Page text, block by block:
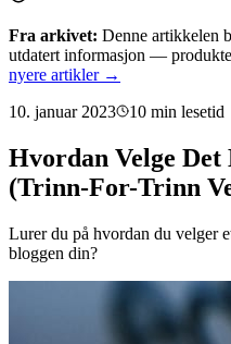
Fra arkivet: Denne artikkelen
utdatert informasjon —
nyere artikler →
10. januar 2023
10 min lesetid
Hvordan Velge Det
(Trinn-For-Trinn
Lurer du på hvordan du velger
bloggen din?